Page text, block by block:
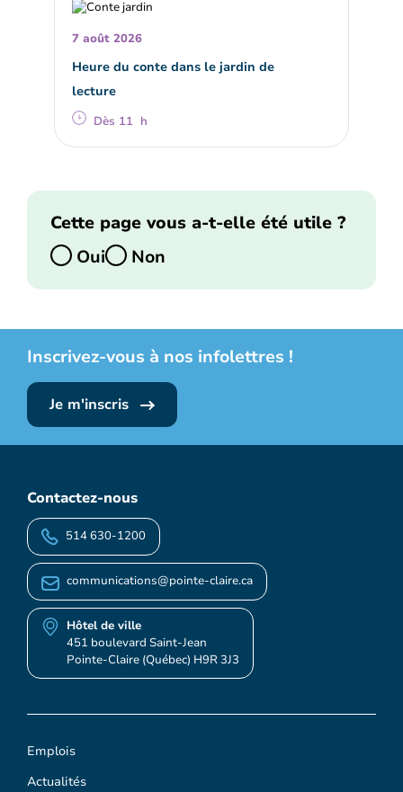
7 août 2026
Heure du conte dans le jardin de
lecture
Dès 11 h
Cette page vous a-t-elle été utile ?
Oui
Non
Inscrivez-vous à nos infolettres !
Je m'inscris
Emplois
Actualités
Contactez-nous
514 630-1200
communications@pointe-claire.ca
Hôtel de ville
451 boulevard Saint-Jean
Pointe-Claire (Québec) H9R 3J3